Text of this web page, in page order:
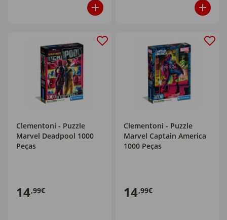
Clementoni - Puzzle
Marvel Deadpool 1000
Peças
14,99€
Clementoni - Puzzle
Marvel Captain America
1000 Peças
14,99€